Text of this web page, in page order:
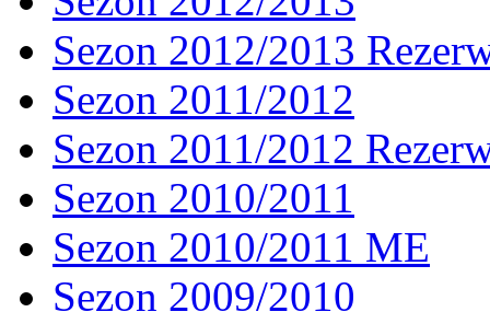
Sezon 2012/2013
Sezon 2011/2012
Sezon 2011/2012
Sezon 2010/2011
Sezon 2010/2011 ME
Sezon 2009/2010